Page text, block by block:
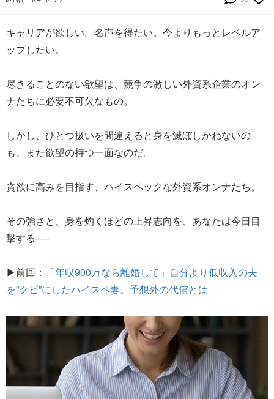
キャリアが欲しい。名声を得たい。今よりもっとレベルア
ップしたい。
尽きることのない欲望は、競争の激しい外資系企業のオン
ナたちに必要不可欠なもの。
しかし、ひとつ扱いを間違えると身を滅ぼしかねないの
も、また欲望の持つ一面なのだ。
貪欲に高みを目指す、ハイスペックな外資系オンナたち。
その強さと、身を灼くほどの上昇志向を、あなたは今日目
撃する──
▶前回：
「年収900万なら離婚して」自分より低収入の夫
を”クビ”にしたハイスペ妻。予想外の代償とは